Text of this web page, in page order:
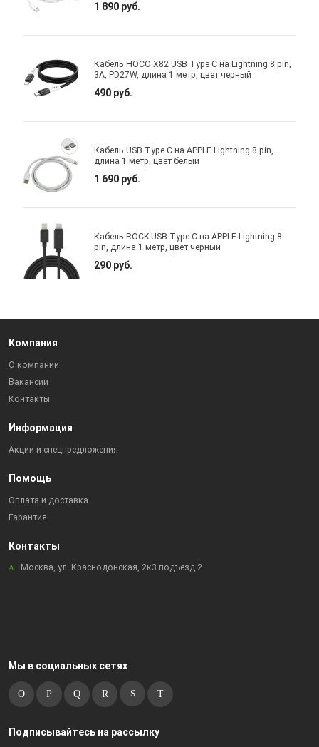
1 890 руб.
Кабель HOCO X82 USB Type C на Lightning 8 pin,
3A, PD27W, длина 1 метр, цвет черный
490 руб.
Кабель USB Type C на APPLE Lightning 8 pin,
длина 1 метр, цвет белый
1 690 руб.
Кабель ROCK USB Type C на APPLE Lightning 8
pin, длина 1 метр, цвет черный
290 руб.
Компания
О компании
Вакансии
Контакты
Информация
Акции и спецпредложения
Помощь
Оплата и доставка
Гарантия
Контакты
Москва, ул. Краснодонская, 2к3 подъезд 2
Мы в социальных сетях
Подписывайтесь на рассылку